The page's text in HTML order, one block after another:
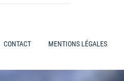
CONTACT MENTIONS LÉGALES